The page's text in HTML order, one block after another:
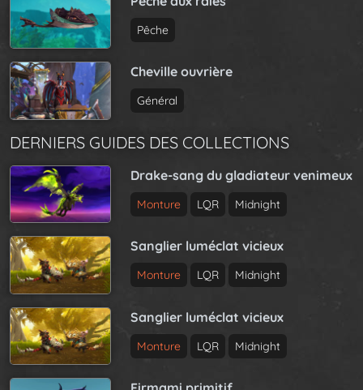
Pêche
Cheville ouvrière
Général
DERNIERS GUIDES DES COLLECTIONS
Drake-sang du gladiateur venimeux
Monture LQR Midnight
Sanglier luméclat vicieux
Monture LQR Midnight
Sanglier luméclat vicieux
Monture LQR Midnight